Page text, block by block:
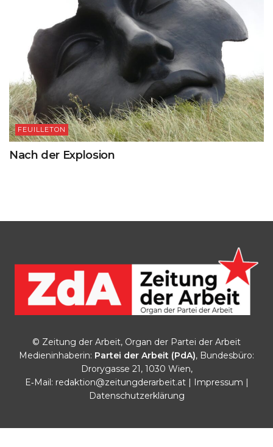
FEUILLETON
Nach der Explosion
© Zeitung der Arbeit, Organ der Partei der Arbeit
Medieninhaberin: Partei der Arbeit (PdA), Bundesbüro:
Drorygasse 21, 1030 Wien,
E‑Mail: redaktion@zeitungderarbeit.at| Impressum |
Datenschutzerklärung